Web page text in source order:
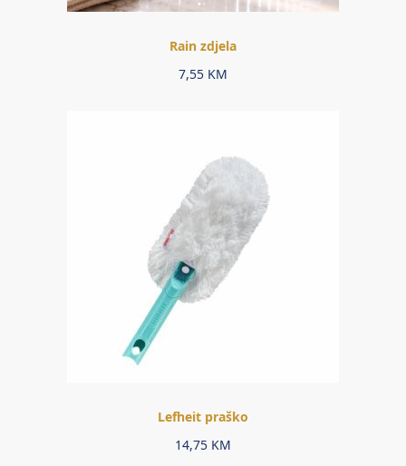
Rain zdjela
7,55 KM
Lefheit praško
14,75 KM